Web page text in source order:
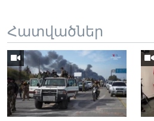
Հատվածներ